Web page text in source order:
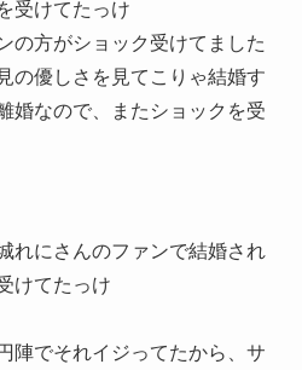
受けてたっけ
の方がショック受けてました
の優しさを見てこりゃ結婚す
婚なので、またショックを受
れにさんのファンで結婚され
けてたっけ
陣でそれイジってたから、サ